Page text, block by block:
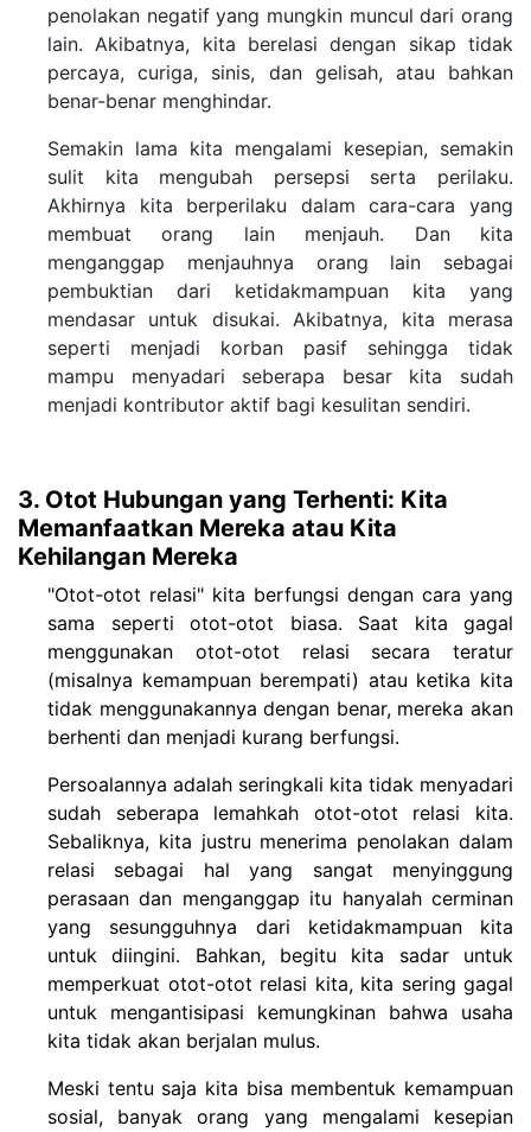
penolakan negatif yang mungkin muncul dari orang
lain. Akibatnya, kita berelasi dengan sikap tidak
percaya, curiga, sinis, dan gelisah, atau bahkan
benar-benar menghindar.
Semakin lama kita mengalami kesepian, semakin
sulit kita mengubah persepsi serta perilaku.
Akhirnya kita berperilaku dalam cara-cara yang
membuat orang lain menjauh. Dan kita
menganggap menjauhnya orang lain sebagai
pembuktian dari ketidakmampuan kita yang
mendasar untuk disukai. Akibatnya, kita merasa
seperti menjadi korban pasif sehingga tidak
mampu menyadari seberapa besar kita sudah
menjadi kontributor aktif bagi kesulitan sendiri.
3. Otot Hubungan yang Terhenti: Kita
Memanfaatkan Mereka atau Kita
Kehilangan Mereka
"Otot-otot relasi" kita berfungsi dengan cara yang
sama seperti otot-otot biasa. Saat kita gagal
menggunakan otot-otot relasi secara teratur
(misalnya kemampuan berempati) atau ketika kita
tidak menggunakannya dengan benar, mereka akan
berhenti dan menjadi kurang berfungsi.
Persoalannya adalah seringkali kita tidak menyadari
sudah seberapa lemahkah otot-otot relasi kita.
Sebaliknya, kita justru menerima penolakan dalam
relasi sebagai hal yang sangat menyinggung
perasaan dan menganggap itu hanyalah cerminan
yang sesungguhnya dari ketidakmampuan kita
untuk diingini. Bahkan, begitu kita sadar untuk
memperkuat otot-otot relasi kita, kita sering gagal
untuk mengantisipasi kemungkinan bahwa usaha
kita tidak akan berjalan mulus.
Meski tentu saja kita bisa membentuk kemampuan
sosial, banyak orang yang mengalami kesepian